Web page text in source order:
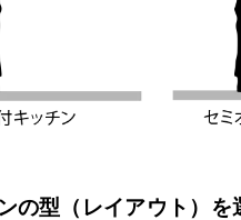
の型（レイアウト）を